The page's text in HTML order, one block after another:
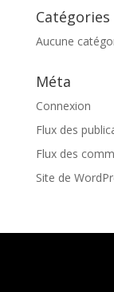
Catégories
Aucune
Méta
Connexion
Flux des
Flux des
Site de